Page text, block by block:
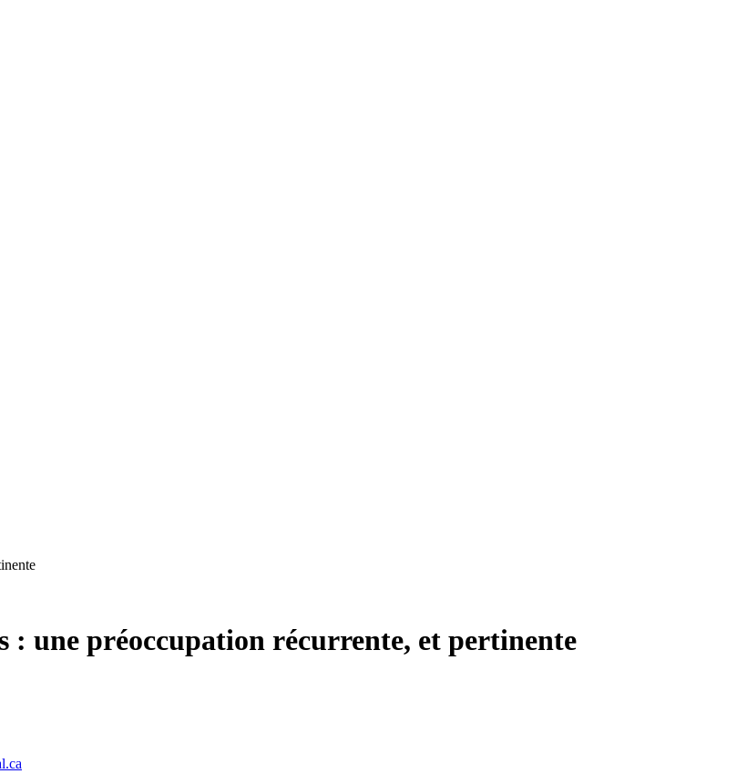
une préoccupation récurrente, et pertinente